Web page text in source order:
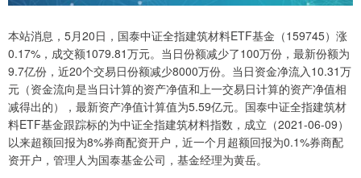
本站消息，5月20日，国泰中证全指建筑材料ETF基金（159745）涨
0.17%，成交额1079.81万元。当日份额减少了100万份，最新份额为
9.7亿份，近20个交易日份额减少8000万份。当日资金净流入10.31万
元（资金流向是当日计算的资产净值和上一交易日计算的资产净值相
减得出的），最新资产净值计算值为5.59亿元。国泰中证全指建筑材
料ETF基金跟踪标的为中证全指建筑材料指数，成立（2021-06-09）
以来超额回报为8%券商配资开户，近一个月超额回报为0.1%券商配
资开户，管理人为国泰基金公司，基金经理为黄岳。